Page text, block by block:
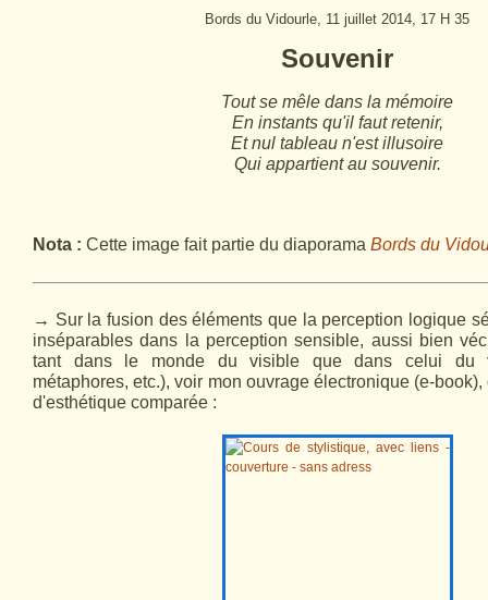
Bords du Vidourle, 11 juillet 2014, 17 H 35
Souvenir
Tout se mêle dans la mémoire
En instants qu'il faut retenir,
Et nul tableau n'est illusoire
Qui appartient au souvenir.
Nota : Cette image fait partie du diaporama Bords du
→ Sur la fusion des éléments que la perception logique
inséparables dans la perception sensible, aussi bien
tant dans le monde du visible que dans celui du
métaphores, etc.), voir mon ouvrage électronique (e-
d'esthétique comparée :